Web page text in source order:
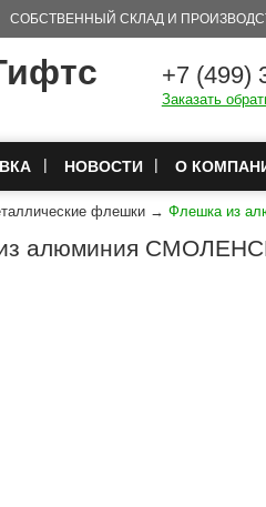
СОБСТВЕННЫЙ СКЛАД И
+7 (499)
Заказать
НОВОСТИ О
флешки → Флешка из
алюминия